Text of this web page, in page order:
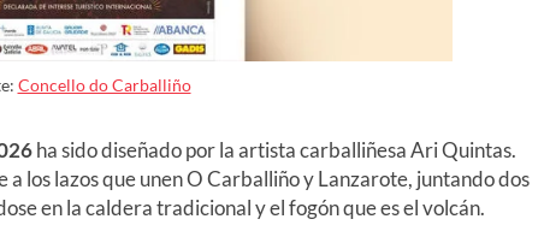
Concello do Carballiño
ha sido diseñado por la artista carballiñesa Ari Quintas.
a los lazos que unen O Carballiño y Lanzarote, juntando dos
en la caldera tradicional y el fogón que es el volcán.